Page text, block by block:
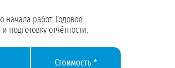
начала работ. Годовое
отчётности.
Стоимость *